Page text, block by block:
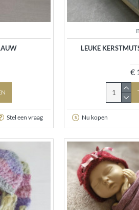
Stel een vraag
LEUKE
€
Nu kopen